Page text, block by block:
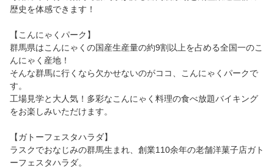
歴史を体感できます！
【こんにゃくパーク】
群馬県はこんにゃくの国産生産量の約9割以上を占める全国一のこ
んにゃく産地！
そんな群馬に行くなら欠かせないのがココ、こんにゃくパークで
す。
工場見学と大人気！多彩なこんにゃく料理の食べ放題バイキング
をお楽しみいただけます。
【ガトーフェスタハラダ】
ラスクでおなじみの群馬生まれ、創業110余年の老舗洋菓子店ガト
ーフェスタハラダ。